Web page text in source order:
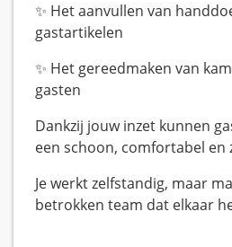
✨ Het aanvullen van
gastartikelen
✨ Het gereedmaken van
gasten
Dankzij jouw inzet kunnen
een schoon, comfortabel en
Je werkt zelfstandig, maar
betrokken team dat elkaar